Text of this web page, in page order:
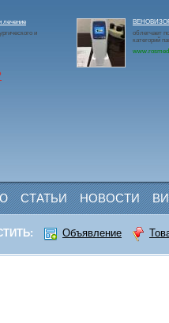
и
ВЕНОВИЗОР
облегчает
категорий
СТАТЬИ НОВОСТИ
Объявление